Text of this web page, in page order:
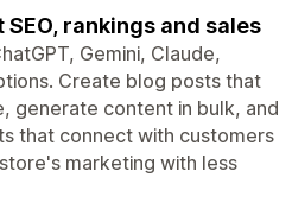
rankings and sales
Gemini, Claude,
Create blog posts that
generate content in bulk, and
that connect with customers
marketing with less